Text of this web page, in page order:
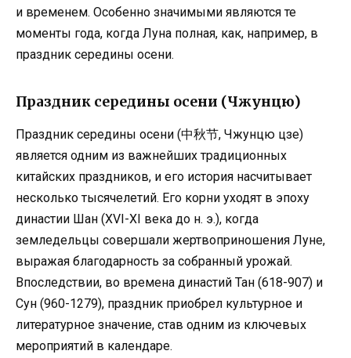
и временем. Особенно значимыми являются те
моменты года, когда Луна полная, как, например, в
праздник середины осени.
Праздник середины осени (Чжунцю)
Праздник середины осени (中秋节, Чжунцю цзе)
является одним из важнейших традиционных
китайских праздников, и его история насчитывает
несколько тысячелетий. Его корни уходят в эпоху
династии Шан (XVI-XI века до н. э.), когда
земледельцы совершали жертвоприношения Луне,
выражая благодарность за собранный урожай.
Впоследствии, во времена династий Тан (618-907) и
Сун (960-1279), праздник приобрел культурное и
литературное значение, став одним из ключевых
мероприятий в календаре.